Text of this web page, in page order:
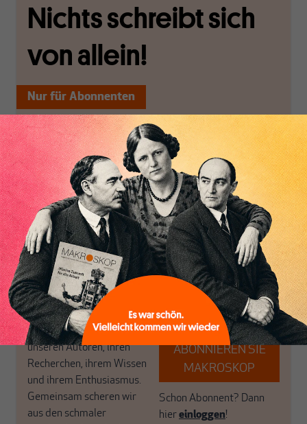
Nichts schreibt sich
von allein!
Nur für Abonnenten
MAKROSKOP analysiert
wirtschaftspolitische
Themen aus einer
postkeynesianischen
Perspektive und ist damit
in Deutschland einzigartig.
MAKROSKOP steht für
das große Ganze. Wir
haben einen Blick auf
Geld, Wirtschaft und
Politik, den Sie so
woanders nicht finden.
Dabei leben wir von
unseren Autoren, ihren
Recherchen, ihrem Wissen
und ihrem Enthusiasmus.
Gemeinsam scheren wir
aus den schmaler
Wir verlassen die
journalistische Filterblase,
in der sich viele
eingerichtet haben. Wir
öffnen Fenster und
bringen frische Luft in die
engen und verstaubten
Debattenräume.
Brauchen Sie auch frische
Luft? Dann folgen Sie
einfach dem Button.
ABONNIEREN SIE
MAKROSKOP
Schon Abonnent? Dann
hiereinloggen!